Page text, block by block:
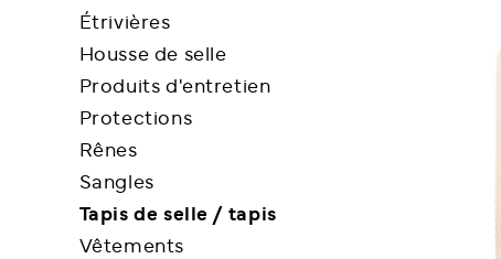
Étrivières
Housse de selle
Produits d'entretien
Protections
Rênes
Sangles
Tapis de selle / tapis
Vêtements